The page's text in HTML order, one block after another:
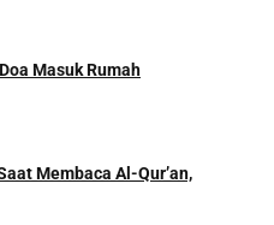
Masuk Rumah
Membaca Al-Qur’an,